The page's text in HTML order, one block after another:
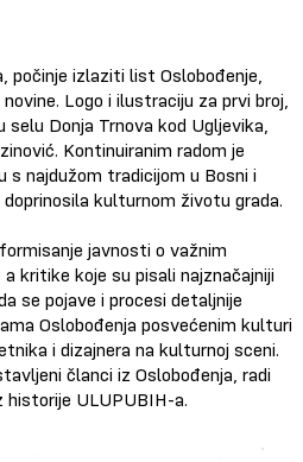
počinje izlaziti list Oslobođenje,
Logo i ilustraciju za prvi broj,
Donja Trnova kod Ugljevika,
Kontinuiranim radom je
s najdužom tradicijom u Bosni i
kulturnom životu grada.
javnosti o važnim
kritike koje su pisali najznačajniji
se pojave i procesi detaljnije
Oslobođenja posvećenim kulturi
i dizajnera na kulturnoj sceni.
članci iz Oslobođenja, radi
historije ULUPUBIH-a.